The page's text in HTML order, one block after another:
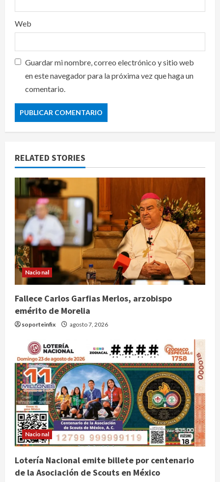
Web
Guardar mi nombre, correo electrónico y sitio web
en este navegador para la próxima vez que haga un
comentario.
RELATED STORIES
Nacional
Fallece Carlos Garfias Merlos, arzobispo
emérito de Morelia
soporteinfix agosto 7, 2026
Nacional
Lotería Nacional emite billete por centenario
de la Asociación de Scouts en México
2
Colombia despide al gobierno de
Gustavo Petro tras cuatro años de
promesas de cambio
agosto 7, 2026
Hijos de presidentes bajo escrutinio